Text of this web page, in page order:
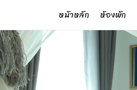
หน้าหลัก ห้องพัก